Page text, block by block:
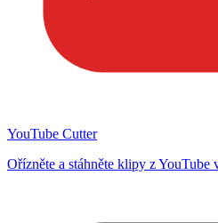
YouTube Cutter
Ořízněte a stáhněte klipy z YouTube